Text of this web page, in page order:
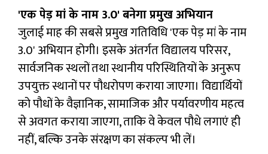
'एक पेड़ मां के नाम 3.0' बनेगा प्रमुख अभियान
जुलाई माह की सबसे प्रमुख गतिविधि 'एक पेड़ मां के नाम
3.0' अभियान होगी। इसके अंतर्गत विद्यालय परिसर,
सार्वजनिक स्थलों तथा स्थानीय परिस्थितियों के अनुरूप
उपयुक्त स्थानों पर पौधरोपण कराया जाएगा। विद्यार्थियों
को पौधों के वैज्ञानिक, सामाजिक और पर्यावरणीय महत्व
से अवगत कराया जाएगा, ताकि वे केवल पौधे लगाएं ही
नहीं, बल्कि उनके संरक्षण का संकल्प भी लें।